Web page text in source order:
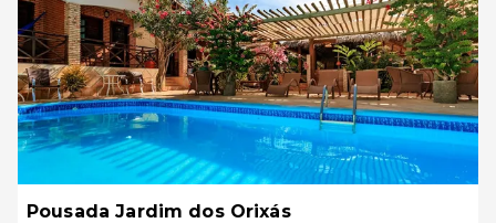
Pousada Jardim dos Orixás